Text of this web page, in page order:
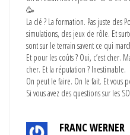
🥳
La clé ? La formation. Pas juste des
simulations, des jeux de rôle. Et
sont sur le terrain savent ce qui
Et pour les coûts ? Oui, c’est cher.
cher. Et la réputation ? Inestimable.
On peut le faire. On le fait. Et vous
Si vous avez des questions sur les
FRANC WERNER